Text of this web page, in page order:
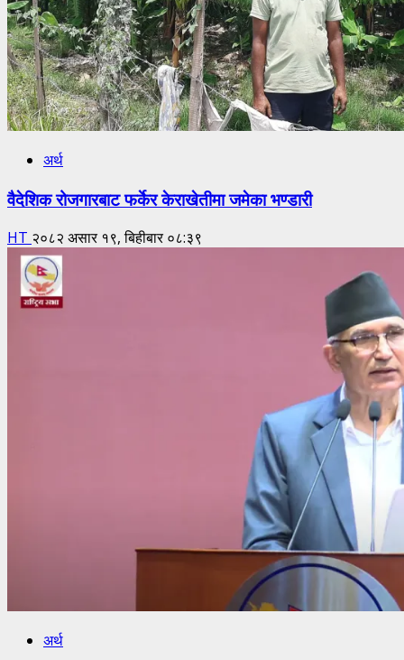
अर्थ
वैदेशिक रोजगारबाट फर्केर केराखेतीमा जमेका भण्डारी
HT २०८२ असार १९, बिहीबार ०८:३९
अर्थ